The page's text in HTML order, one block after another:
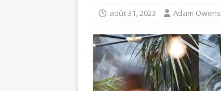
août 31, 2023 Adam Owens